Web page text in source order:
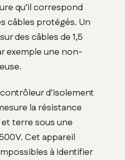
qu’il correspond
câbles protégés. Un
des câbles de 1,5
exemple une non-
d’isolement
la résistance
terre sous une
Cet appareil
à identifier